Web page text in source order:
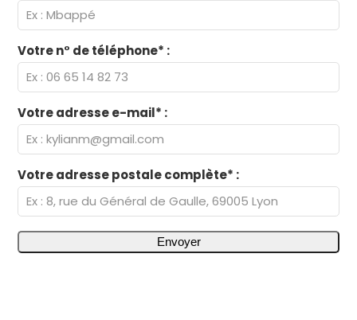
Votre n° de téléphone* :
Votre adresse e-mail* :
Votre adresse postale complète* :